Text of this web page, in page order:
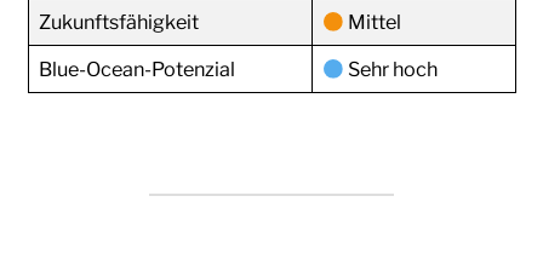
Zukunftsfähigkeit
Mittel
Blue-Ocean-Potenzial
Sehr hoch